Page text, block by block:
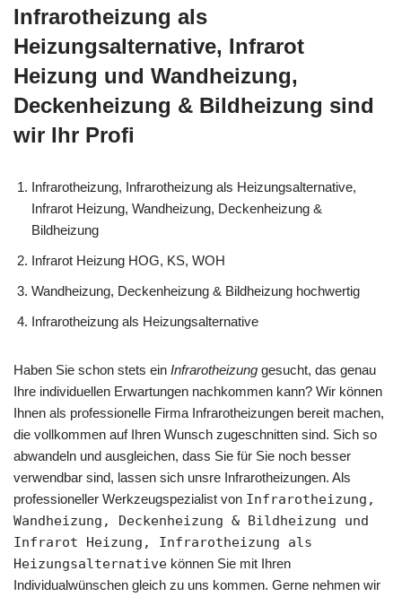
Infrarotheizung als
Heizungsalternative, Infrarot
Heizung und Wandheizung,
Deckenheizung & Bildheizung sind
wir Ihr Profi
Infrarotheizung, Infrarotheizung als Heizungsalternative,
Infrarot Heizung, Wandheizung, Deckenheizung &
Bildheizung
Infrarot Heizung HOG, KS, WOH
Wandheizung, Deckenheizung & Bildheizung hochwertig
Infrarotheizung als Heizungsalternative
Haben Sie schon stets ein Infrarotheizung gesucht, das genau
Ihre individuellen Erwartungen nachkommen kann? Wir können
Ihnen als professionelle Firma Infrarotheizungen bereit machen,
die vollkommen auf Ihren Wunsch zugeschnitten sind. Sich so
abwandeln und ausgleichen, dass Sie für Sie noch besser
verwendbar sind, lassen sich unsre Infrarotheizungen. Als
professioneller Werkzeugspezialist von Infrarotheizung,
Wandheizung, Deckenheizung & Bildheizung und
Infrarot Heizung, Infrarotheizung als
Heizungsalternative können Sie mit Ihren
Individualwünschen gleich zu uns kommen. Gerne nehmen wir